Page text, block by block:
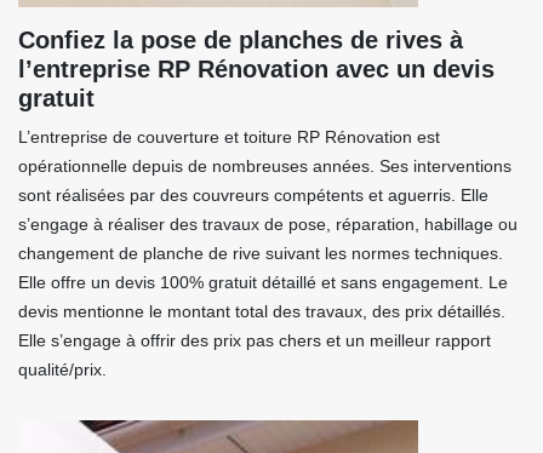
Confiez la pose de planches de rives à
l’entreprise RP Rénovation avec un devis
gratuit
L’entreprise de couverture et toiture RP Rénovation est
opérationnelle depuis de nombreuses années. Ses interventions
sont réalisées par des couvreurs compétents et aguerris. Elle
s’engage à réaliser des travaux de pose, réparation, habillage ou
changement de planche de rive suivant les normes techniques.
Elle offre un devis 100% gratuit détaillé et sans engagement. Le
devis mentionne le montant total des travaux, des prix détaillés.
Elle s’engage à offrir des prix pas chers et un meilleur rapport
qualité/prix.